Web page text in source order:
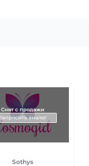
Снят с продажи
аналог
Sothys